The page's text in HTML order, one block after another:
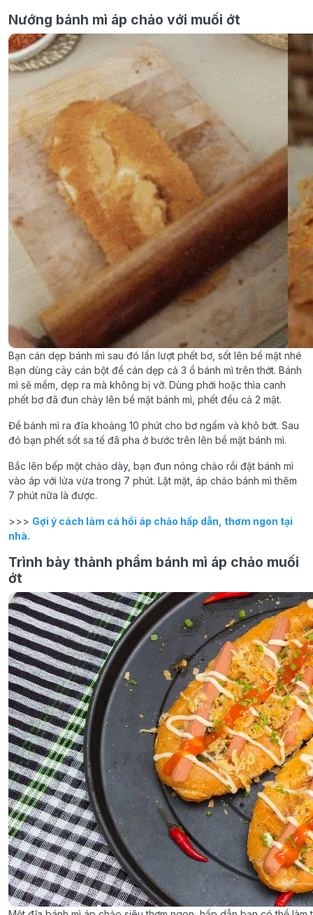
Nướng bánh mì áp chảo với muối ớt
Bạn cán dẹp bánh mì sau đó lần lượt phết bơ, sốt lên bề mặt nhé
Bạn dùng cây cán bột để cán dẹp cả 3 ổ bánh mì trên thớt. Bánh
mì sẽ mềm, dẹp ra mà không bị vỡ. Dùng phới hoặc thìa canh
phết bơ đã đun chảy lên bề mặt bánh mì, phết đều cả 2 mặt.
Để bánh mì ra đĩa khoảng 10 phút cho bơ ngấm và khô bớt. Sau
đó bạn phết sốt sa tế đã pha ở bước trên lên bề mặt bánh mì.
Bắc lên bếp một chảo dày, bạn đun nóng chảo rồi đặt bánh mì
vào áp với lửa vừa trong 7 phút. Lật mặt, áp chảo bánh mì thêm
7 phút nữa là được.
>>> Gợi ý cách làm cá hồi áp chảo hấp dẫn, thơm ngon tại
nhà.
Trình bày thành phẩm bánh mì áp chảo muối
ớt